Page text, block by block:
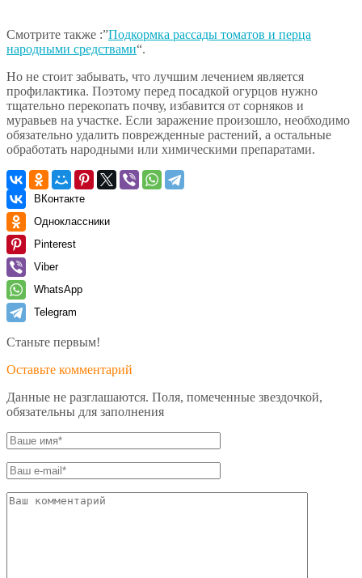
Смотрите также :”Подкормка рассады томатов и перца
народными средствами“.
Но не стоит забывать, что лучшим лечением является
профилактика. Поэтому перед посадкой огурцов нужно
тщательно перекопать почву, избавится от сорняков и
муравьев на участке. Если заражение произошло, необходимо
обязательно удалить поврежденные растений, а остальные
обработать народными или химическими препаратами.
ВКонтакте
Одноклассники
Pinterest
Viber
WhatsApp
Telegram
Станьте первым!
Оставьте комментарий
Данные не разглашаются. Поля, помеченные звездочкой,
обязательны для заполнения